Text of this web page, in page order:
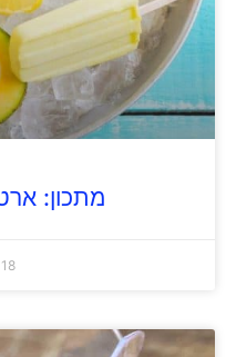
מתכון:
18 ביוני 2019